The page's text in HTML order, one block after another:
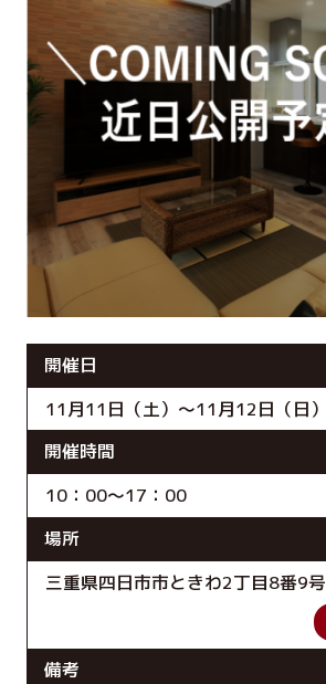
開催日
11月11日（土）～11月12日（日）
開催時間
10：00～17：00
場所
三重県四日市市ときわ2丁目8番9号
備考